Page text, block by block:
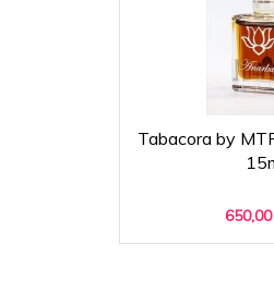
Tabacora by
650,00